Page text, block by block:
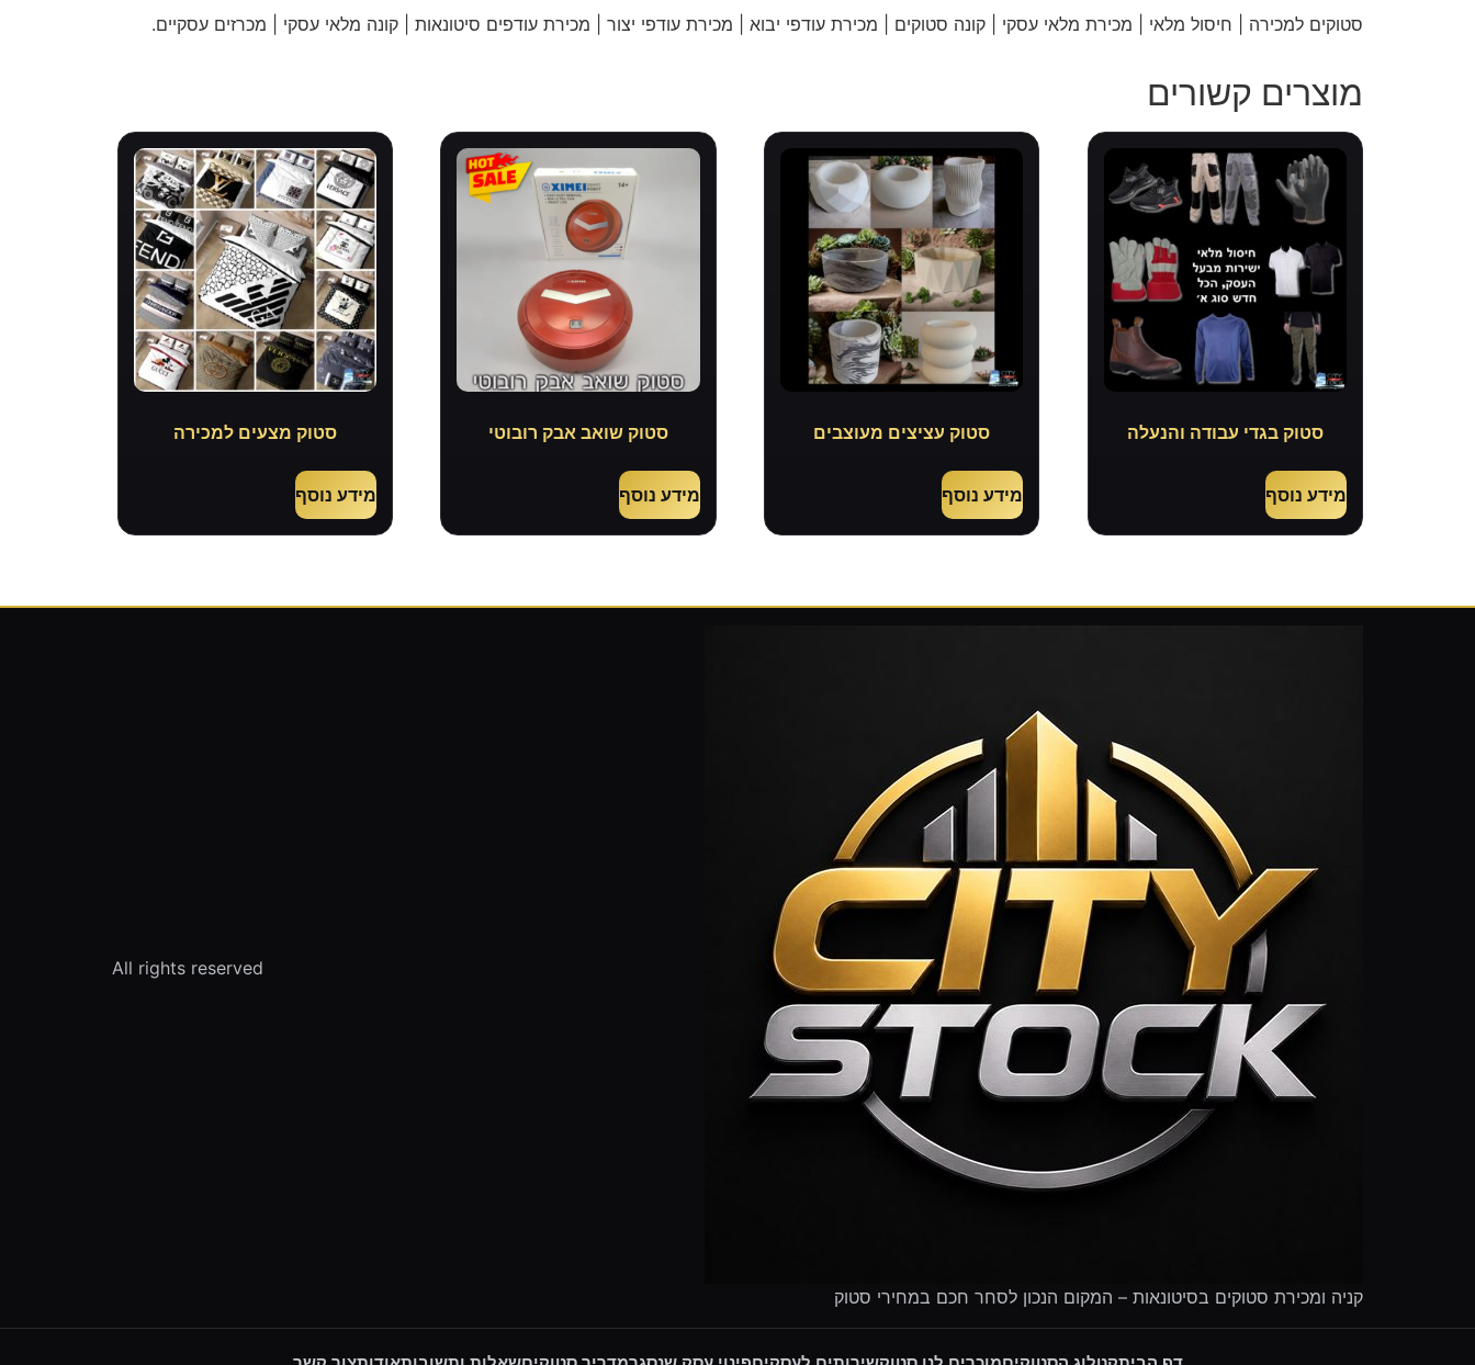
סטוקים למכירה | חיסול מלאי | מכירת מלאי עסקי | קונה סטוקים | מכירת עודפי יבוא | מכירת עודפי יצור | מכירת עודפים סיטונאות | קונה מלאי עסקי | מכרזים עסקיים.
מוצרים קשורים
סטוק בגדי עבודה והנעלה
מידע נוסף
סטוק עציצים מעוצבים
מידע נוסף
סטוק שואב אבק רובוטי
מידע נוסף
סטוק מצעים למכירה
מידע נוסף
קניה ומכירת סטוקים בסיטונאות – המקום הנכון לסחר חכם במחירי סטוק
All rights reserved